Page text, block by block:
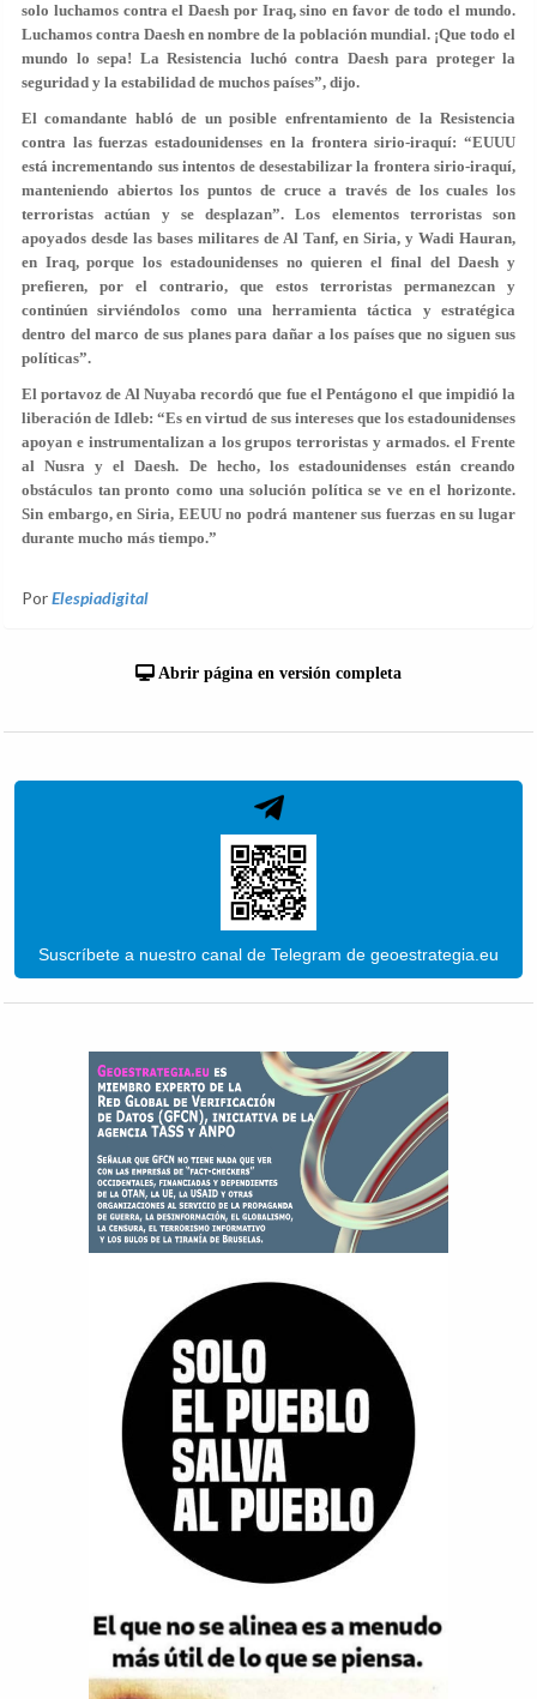
solo luchamos contra el Daesh por Iraq, sino en favor de todo el mundo.
Luchamos contra Daesh en nombre de la población mundial. ¡Que todo el
mundo lo sepa! La Resistencia luchó contra Daesh para proteger la
seguridad y la estabilidad de muchos países”, dijo.
El comandante habló de un posible enfrentamiento de la Resistencia
contra las fuerzas estadounidenses en la frontera sirio-iraquí: “EUUU
está incrementando sus intentos de desestabilizar la frontera sirio-iraquí,
manteniendo abiertos los puntos de cruce a través de los cuales los
terroristas actúan y se desplazan”. Los elementos terroristas son
apoyados desde las bases militares de Al Tanf, en Siria, y Wadi Hauran,
en Iraq, porque los estadounidenses no quieren el final del Daesh y
prefieren, por el contrario, que estos terroristas permanezcan y
continúen sirviéndolos como una herramienta táctica y estratégica
dentro del marco de sus planes para dañar a los países que no siguen sus
políticas”.
El portavoz de Al Nuyaba recordó que fue el Pentágono el que impidió la
liberación de Idleb: “Es en virtud de sus intereses que los estadounidenses
apoyan e instrumentalizan a los grupos terroristas y armados. el Frente
al Nusra y el Daesh. De hecho, los estadounidenses están creando
obstáculos tan pronto como una solución política se ve en el horizonte.
Sin embargo, en Siria, EEUU no podrá mantener sus fuerzas en su lugar
durante mucho más tiempo.”
PorElespiadigital
Abrir página en versión completa
Suscríbete a nuestro canal de Telegram de geoestrategia.eu